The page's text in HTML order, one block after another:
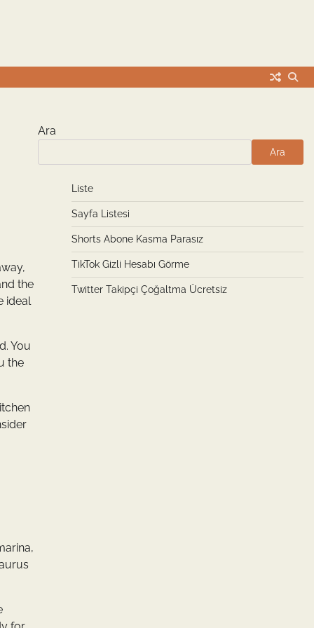
the
ideal
You
the
Ara
Ara
Liste
Sayfa Listesi
Shorts Abone Kasma Parasız
TikTok Gizli Hesabı Görme
Twitter Takipçi Çoğaltma Ücretsiz